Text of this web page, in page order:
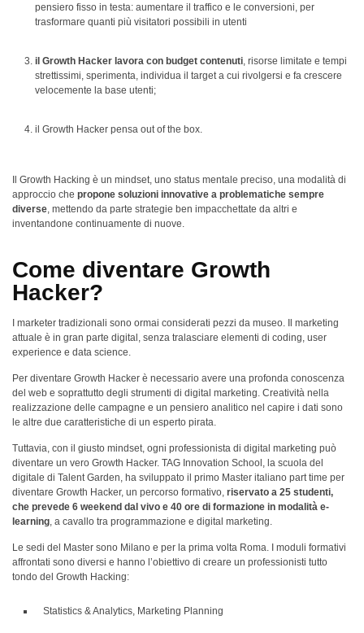
pensiero fisso in testa: aumentare il traffico e le conversioni, per
trasformare quanti più visitatori possibili in utenti
il Growth Hacker lavora con budget contenuti, risorse limitate e tempi
strettissimi, sperimenta, individua il target a cui rivolgersi e fa crescere
velocemente la base utenti;
il Growth Hacker pensa out of the box.
Il Growth Hacking è un mindset, uno status mentale preciso, una modalità di
approccio che propone soluzioni innovative a problematiche sempre
diverse, mettendo da parte strategie ben impacchettate da altri e
inventandone continuamente di nuove.
Come diventare Growth
Hacker?
I marketer tradizionali sono ormai considerati pezzi da museo. Il marketing
attuale è in gran parte digital, senza tralasciare elementi di coding, user
experience e data science.
Per diventare Growth Hacker è necessario avere una profonda conoscenza
del web e soprattutto degli strumenti di digital marketing. Creatività nella
realizzazione delle campagne e un pensiero analitico nel capire i dati sono
le altre due caratteristiche di un esperto pirata.
Tuttavia, con il giusto mindset, ogni professionista di digital marketing può
diventare un vero Growth Hacker. TAG Innovation School, la scuola del
digitale di Talent Garden, ha sviluppato il primo Master italiano part time per
diventare Growth Hacker, un percorso formativo, riservato a 25 studenti,
che prevede 6 weekend dal vivo e 40 ore di formazione in modalità e-
learning, a cavallo tra programmazione e digital marketing.
Le sedi del Master sono Milano e per la prima volta Roma. I moduli formativi
affrontati sono diversi e hanno l’obiettivo di creare un professionisti tutto
tondo del Growth Hacking:
Statistics & Analytics, Marketing Planning